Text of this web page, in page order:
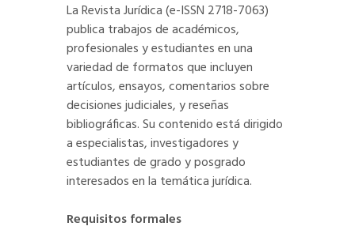
La Revista Jurídica (e-ISSN 2718-7063)
publica trabajos de académicos,
profesionales y estudiantes en una
variedad de formatos que incluyen
artículos, ensayos, comentarios sobre
decisiones judiciales, y reseñas
bibliográficas. Su contenido está dirigido
a especialistas, investigadores y
estudiantes de grado y posgrado
interesados en la temática jurídica.
Requisitos formales